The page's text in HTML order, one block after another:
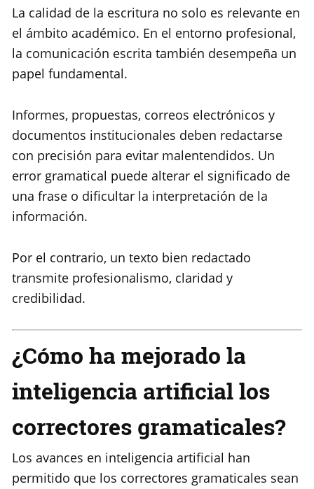
La calidad de la escritura no solo es relevante en
el ámbito académico. En el entorno profesional,
la comunicación escrita también desempeña un
papel fundamental.
Informes, propuestas, correos electrónicos y
documentos institucionales deben redactarse
con precisión para evitar malentendidos. Un
error gramatical puede alterar el significado de
una frase o dificultar la interpretación de la
información.
Por el contrario, un texto bien redactado
transmite profesionalismo, claridad y
credibilidad.
¿Cómo ha mejorado la
inteligencia artificial los
correctores gramaticales?
Los avances en inteligencia artificial han
permitido que los correctores gramaticales sean